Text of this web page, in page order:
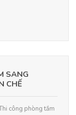
SANG
CHẾ
công phòng tắm